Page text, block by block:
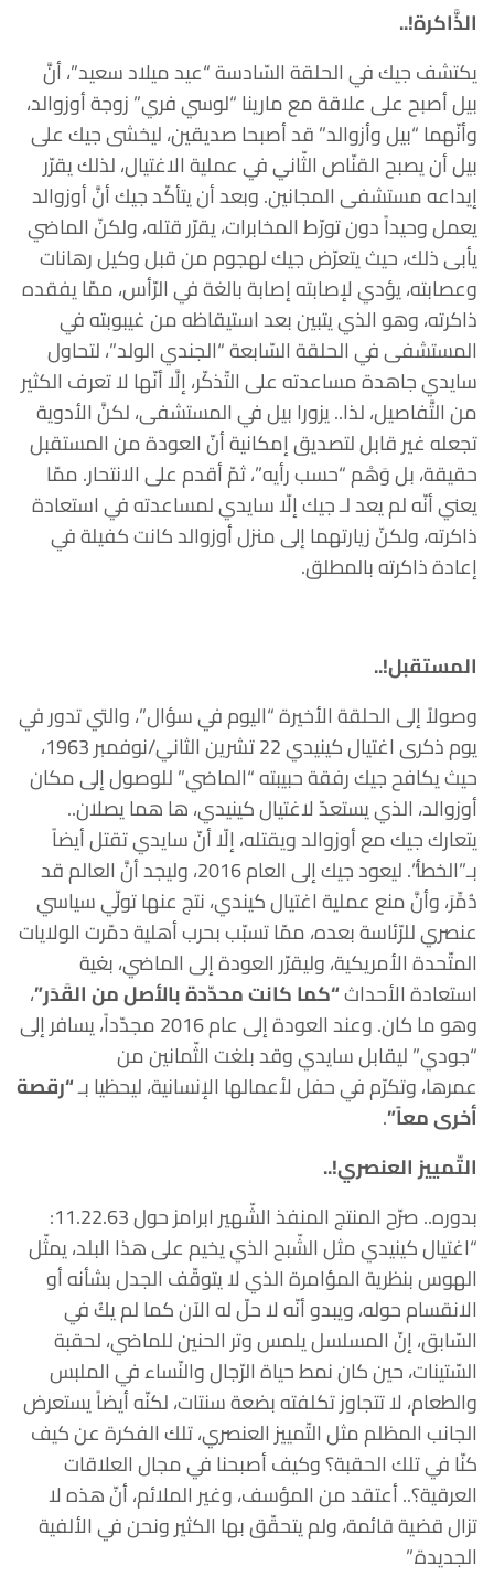
الذَّاكرة!..
يكتشف جيك في الحلقة السّادسة “عيد ميلاد سعيد”، أنَّ
بيل أصبح على علاقة مع مارينا “لوسي فري” زوجة أوزوالد،
وأنّهما “بيل وأزوالد” قد أصبحا صديقين، ليخشى جيك على
بيل أن يصبح القنّاص الثّاني في عملية الاغتيال، لذلك يقرّر
إيداعه مستشفى المجانين. وبعد أن يتأكّد جيك أنَّ أوزوالد
يعمل وحيداً دون تورّط المخابرات، يقرّر قتله، ولكنّ الماضي
يأبى ذلك، حيث يتعرّض جيك لهجوم من قبل وكيل رهانات
وعصابته، يؤدي لإصابته إصابة بالغة في الرّأس، ممّا يفقده
ذاكرته، وهو الذي يتبين بعد استيقاظه من غيبوبته في
المستشفى في الحلقة السّابعة “الجندي الولد”، لتحاول
سايدي جاهدة مساعدته على التّذكّر، إلَّا أنّها لا تعرف الكثير
من التَّفاصيل، لذا.. يزورا بيل في المستشفى، لكنَّ الأدوية
تجعله غير قابل لتصديق إمكانية أنّ العودة من المستقبل
حقيقة، بل وَهْم “حسب رأيه”، ثمّ أقدم على الانتحار. ممّا
يعني أنّه لم يعد لـ جيك إلّا سايدي لمساعدته في استعادة
ذاكرته، ولكنّ زيارتهما إلى منزل أوزوالد كانت كفيلة في
إعادة ذاكرته بالمطلق.
المستقبل!..
وصولاً إلى الحلقة الأخيرة “اليوم في سؤال”، والتي تدور في
يوم ذكرى اغتيال كينيدي 22 تشرين الثاني/نوفمبر 1963،
حيث يكافح جيك رفقة حبيبته “الماضي” للوصول إلى مكان
أوزوالد، الذي يستعدّ لاغتيال كينيدي، ها هما يصلان..
يتعارك جيك مع أوزوالد ويقتله، إلّا أنّ سايدي تقتل أيضاً
بـ”الخطأ”. ليعود جيك إلى العام 2016، وليجد أنَّ العالم قد
دُمِّرَ، وأنَّ منع عملية اغتيال كيندي، نتج عنها تولّي سياسي
عنصري للرّئاسة بعده، ممّا تسبّب بحرب أهلية دمّرت الولايات
المتّحدة الأمريكية، وليقرّر العودة إلى الماضي، بغية
استعادة الأحداث“كما كانت محدّدة بالأصل من القَدَر”،
وهو ما كان. وعند العودة إلى عام 2016 مجدّداً، يسافر إلى
“جودي” ليقابل سايدي وقد بلغت الثّمانين من
عمرها، وتكرّم في حفل لأعمالها الإنسانية، ليحظيا بـ“رقصة
أخرى معاً”.
التّمييز العنصري!..
بدوره.. صرّح المنتج المنفذ الشّهير ابرامز حول 11.22.63:
“اغتيال كينيدي مثل الشّبح الذي يخيم على هذا البلد، يمثّل
الهوس بنظرية المؤامرة الذي لا يتوقّف الجدل بشأنه أو
الانقسام حوله، ويبدو أنّه لا حلّ له الآن كما لم يكُ في
السّابق، إنّ المسلسل يلمس وتر الحنين للماضي، لحقبة
السّتينات، حين كان نمط حياة الرّجال والنّساء في الملبس
والطعام، لا تتجاوز تكلفته بضعة سنتات، لكنّه أيضاً يستعرض
الجانب المظلم مثل التّمييز العنصري، تلك الفكرة عن كيف
كنّا في تلك الحقبة؟ وكيف أصبحنا في مجال العلاقات
العرقية؟.. أعتقد من المؤسف، وغير الملائم، أنّ هذه لا
تزال قضية قائمة، ولم يتحقّق بها الكثير ونحن في الألفية
الجديدة.”